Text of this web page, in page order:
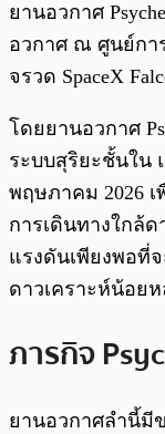
ยานอวกาศ
อวกาศ ณ ศูนย์กา
จรวด SpaceX
โดยยานอวกาศ
ระบบสุริยะชั้นใน
พฤษภาคม 2026
การเดินทางใกล้
แรงดันเพียงพอที่
ดาวเคราะห์น้อยห
ภารกิจ
ยานอวกาศลำนี้มี